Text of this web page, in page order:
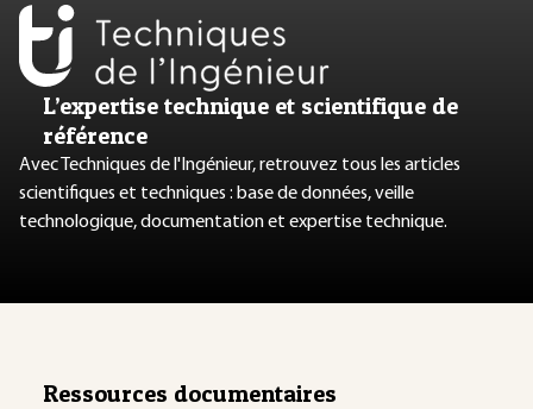
L’expertise technique et scientifique de
référence
Avec Techniques de l'Ingénieur, retrouvez tous les articles
scientifiques et techniques : base de données, veille
technologique, documentation et expertise technique.
Ressources documentaires